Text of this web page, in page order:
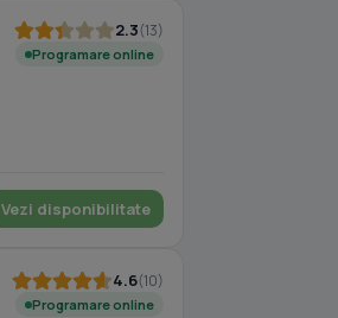
2.3(13)
Programare online
Vezi disponibilitate
4.6(10)
Programare online